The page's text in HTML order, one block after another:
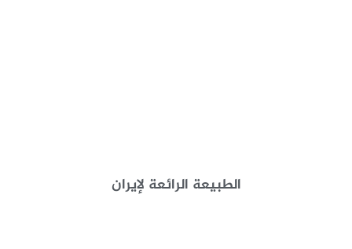
الطبيعة الرائعة لإيران